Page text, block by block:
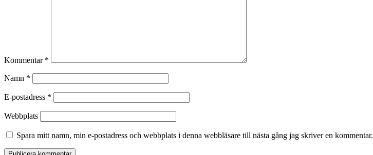
Kommentar *
Namn *
E-postadress *
Webbplats
Spara mitt namn, min e-postadress och webbplats i denna webbläsare till nästa gång jag skriver en kommentar.